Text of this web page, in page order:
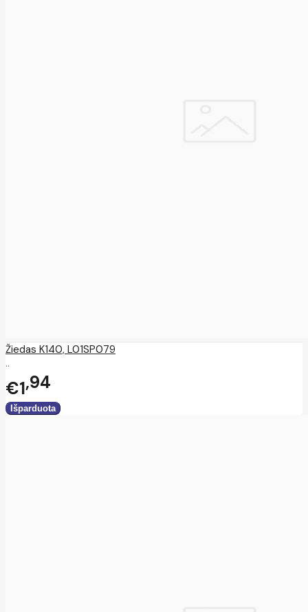
Žiedas K140, L01SP079
..
€1 94